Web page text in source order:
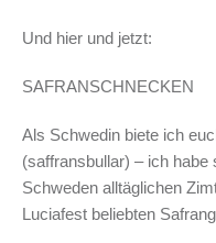
Und hier und jetzt:
SAFRANSCHNECKEN
Als Schwedin biete ich
(saffransbullar) – ich habe
Schweden alltäglichen
Luciafest beliebten